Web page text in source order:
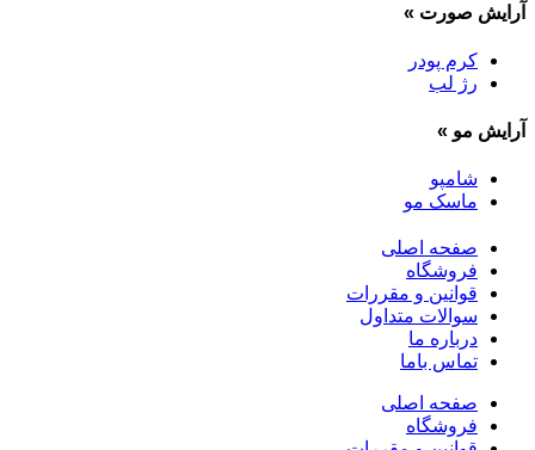
آرایش صورت »
کرم پودر
رژ لب
آرایش مو »
شامپو
ماسک مو
صفحه اصلی
فروشگاه
قوانین و مقررات
سوالات متداول
درباره ما
تماس باما
صفحه اصلی
فروشگاه